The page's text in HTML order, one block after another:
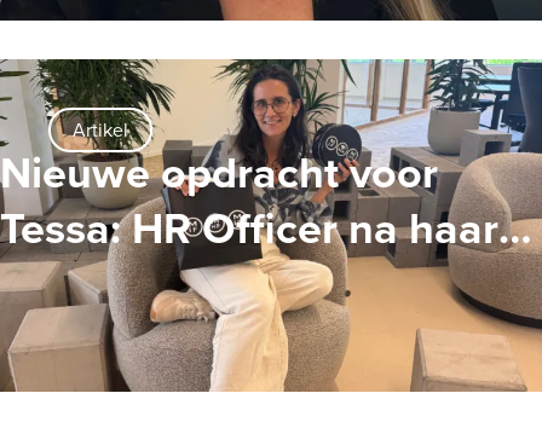
Artikel
Nieuwe opdracht voor
Tessa: HR Officer na haar
zwangerschapsverlof